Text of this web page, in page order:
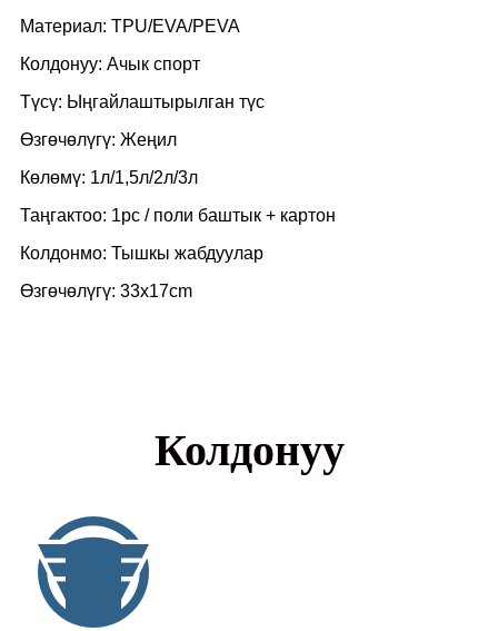
Материал: TPU/EVA/PEVA
Колдонуу: Ачык спорт
Түсү: Ыңгайлаштырылган түс
Өзгөчөлүгү: Жеңил
Көлөмү: 1л/1,5л/2л/3л
Таңгактоо: 1pc / поли баштык + картон
Колдонмо: Тышкы жабдуулар
Өзгөчөлүгү: 33x17cm
Колдонуу